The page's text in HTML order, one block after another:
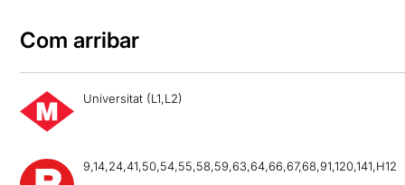
Com arribar
Universitat (L1,L2)
9,14,24,41,50,54,55,58,59,63,64,66,67,68,91,120,141,H12